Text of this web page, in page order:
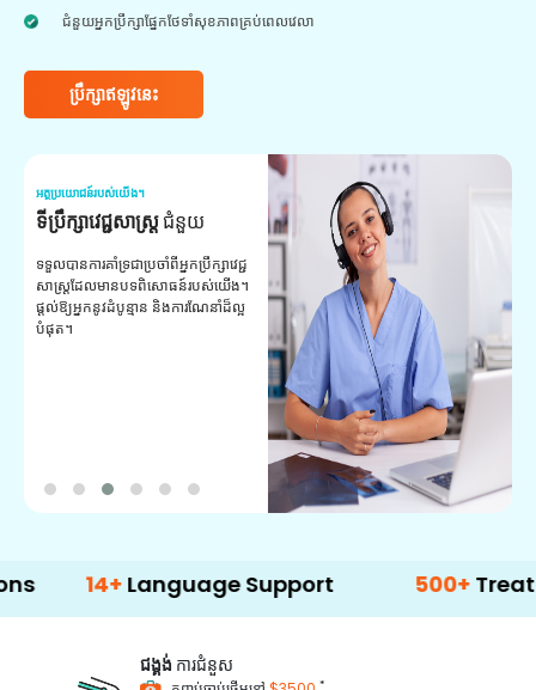
ជំនួយអ្នកប្រឹក្សាផ្នែកថែទាំសុខភាពគ្រប់ពេលវេលា
ប្រឹក្សាឥឡូវនេះ
អត្ថប្រយោជន៍របស់យើង។
ទីប្រឹក្សាវេជ្ជសាស្ត្រជំនួយ
ទទួលបានការគាំទ្រជាប្រចាំពីអ្នកប្រឹក្សាវេជ្ជ
សាស្ត្រដែលមានបទពិសោធន៍របស់យើង។
ផ្តល់ឱ្យអ្នកនូវដំបូន្មាន និងការណែនាំដ៏ល្អ
បំផុត។
14+ Language Support 500+ Treatment
ជង្គង់ ការជំនួស
*